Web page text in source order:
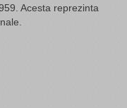
Acesta reprezinta